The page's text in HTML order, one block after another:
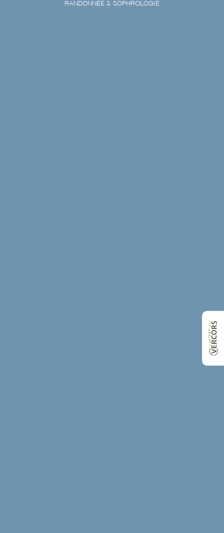
RANDONNÉE & SOPHROLOGIE